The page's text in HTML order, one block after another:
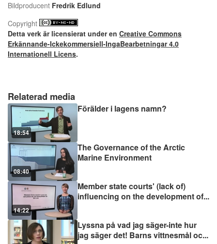
Relaterad media
18:54
Förälder i lagens namn?
08:40
The Governance of the Arctic
Marine Environment
14:22
Member state courts' (lack of)
influencing on the development of...
Lyssna på vad jag säger-inte hur
jag säger det! Barns vittnesmål oc...
Bildproducent Fredrik Edlund
Copyright
Detta verk är licensierat under en Creative Commons
Erkännande-Ickekommersiell-IngaBearbetningar 4.0
Internationell Licens.